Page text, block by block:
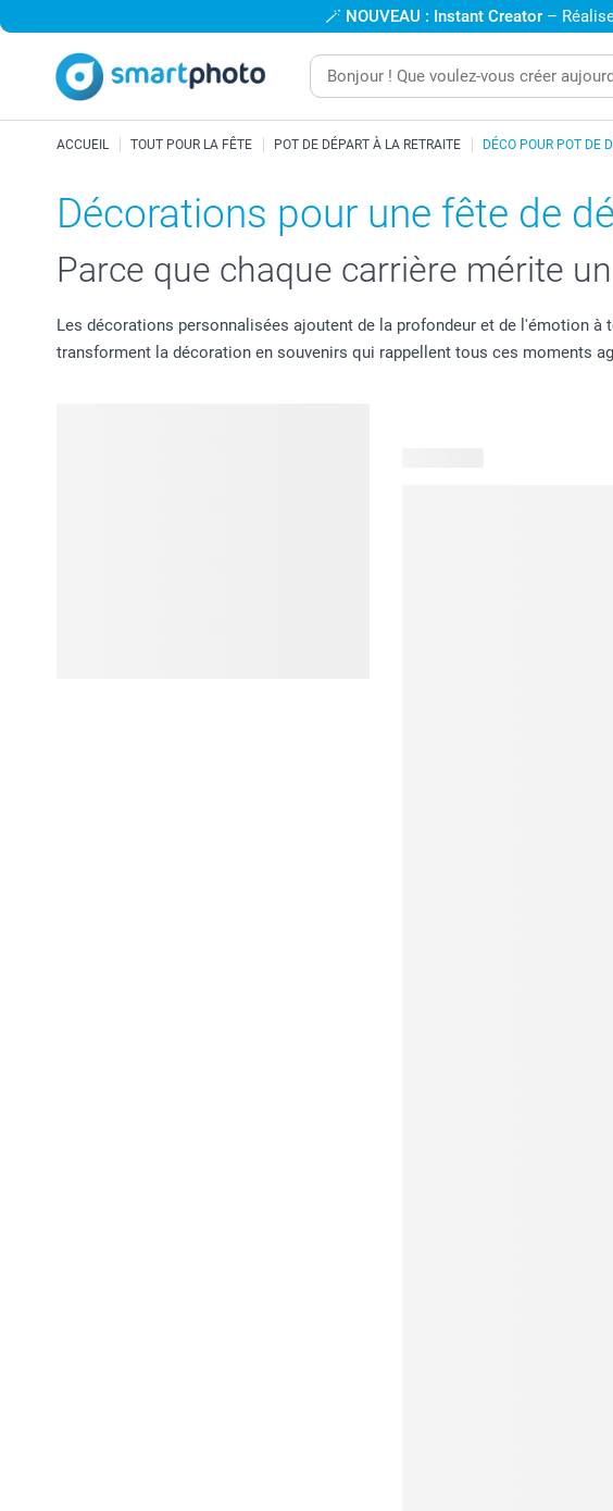
🪄 NOUVEAU : Instant Creator –
ACCUEIL TOUT POUR LA FÊTE POT DE DÉPART À LA RETRAITE DÉCO POUR POT DE
Décorations pour une fête de
Parce que chaque carrière mérite
Les décorations personnalisées ajoutent de la profondeur et de l'émotion
transforment la décoration en souvenirs qui rappellent tous ces moments